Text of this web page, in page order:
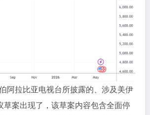
阿拉比亚电视台所披露的、涉及美伊
草案出现了，该草案内容包含全面停